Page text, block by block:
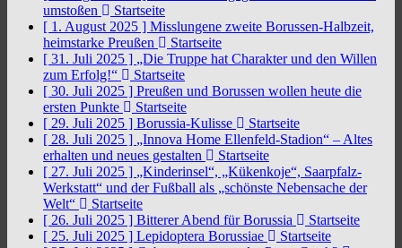
umstoßen
Startseite
[ 1. August 2025 ] Misslungene zweite Borussen-Halbzeit,
heimstarke Preußen
Startseite
[ 31. Juli 2025 ] „Die Truppe hat Charakter und den Willen
zum Erfolg!“
Startseite
[ 30. Juli 2025 ] Preußen und Borussen wollen heute die
ersten Punkte
Startseite
[ 29. Juli 2025 ] Borussia-Kulisse
Startseite
[ 28. Juli 2025 ] „Innova Home Ellenfeld-Stadion“ – Altes
erhalten und neues gestalten
Startseite
[ 27. Juli 2025 ] „Kinderinsel“, „Kükenkoje“, Saarpfalz-
Werkstatt“ und der Fußball als „schönste Nebensache der
Welt“
Startseite
[ 26. Juli 2025 ] Bitterer Abend für Borussia
Startseite
[ 25. Juli 2025 ] Lepidoptera Borussiae
Startseite